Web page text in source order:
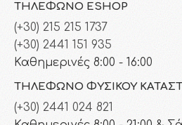
ΤΗΛΈΦΩΝΟ ESHOP
(+30) 215 215 1737
(+30) 2441 151 935
Καθημερινές 8:00 - 16:00
ΤΗΛΈΦΩΝΟ ΦΥΣΙΚΟΎ
(+30) 2441 024 821